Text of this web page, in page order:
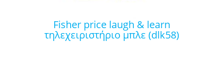
fisher price laugh & learn
τηλεχειριστήριο μπλε (dlk58)